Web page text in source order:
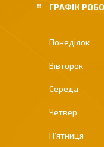
ГРАФІК
Понеділок
Вівторок
Середа
Четвер
Пʼятниця